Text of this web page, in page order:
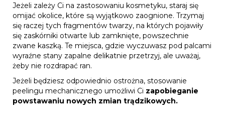
Jeżeli zależy Ci na zastosowaniu kosmetyku, staraj się
omijać okolice, które są wyjątkowo zaognione. Trzymaj
się raczej tych fragmentów twarzy, na których pojawiły
się zaskórniki otwarte lub zamknięte, powszechnie
zwane kaszką. Te miejsca, gdzie wyczuwasz pod palcami
wyraźne stany zapalne delikatnie przetrzyj, ale uważaj,
żeby nie rozdrapać ran.
Jeżeli będziesz odpowiednio ostrożna, stosowanie
peelingu mechanicznego umożliwi Ci zapobieganie
powstawaniu nowych zmian trądzikowych.